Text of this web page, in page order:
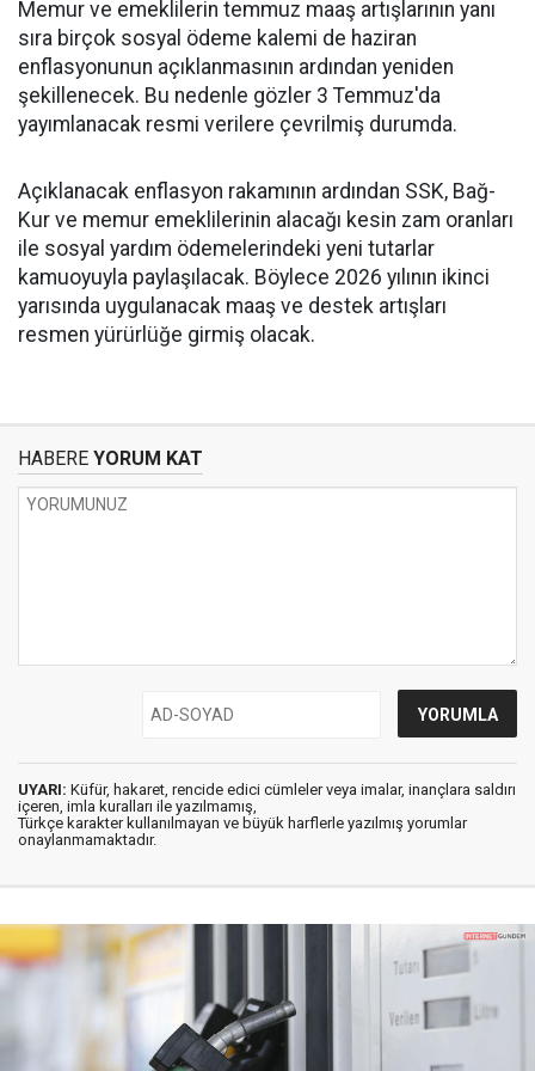
Memur ve emeklilerin temmuz maaş artışlarının yanı
sıra birçok sosyal ödeme kalemi de haziran
enflasyonunun açıklanmasının ardından yeniden
şekillenecek. Bu nedenle gözler 3 Temmuz'da
yayımlanacak resmi verilere çevrilmiş durumda.
Açıklanacak enflasyon rakamının ardından SSK, Bağ-
Kur ve memur emeklilerinin alacağı kesin zam oranları
ile sosyal yardım ödemelerindeki yeni tutarlar
kamuoyuyla paylaşılacak. Böylece 2026 yılının ikinci
yarısında uygulanacak maaş ve destek artışları
resmen yürürlüğe girmiş olacak.
HABERE YORUM KAT
UYARI: Küfür, hakaret, rencide edici cümleler veya imalar, inançlara saldırı
içeren, imla kuralları ile yazılmamış,
Türkçe karakter kullanılmayan ve büyük harflerle yazılmış yorumlar
onaylanmamaktadır.